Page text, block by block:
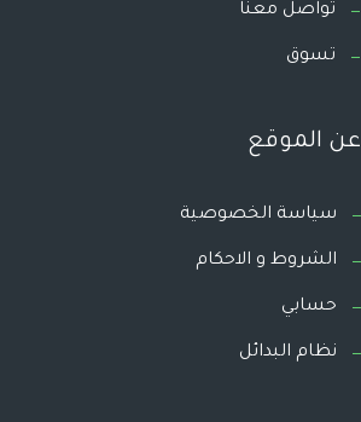
تواصل معنا
تسوق
عن الموقع
سياسة الخصوصية
الشروط و الاحكام
حسابي
نظام البدائل